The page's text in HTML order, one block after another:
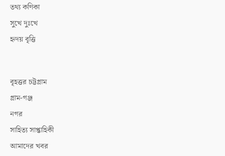
তথ্য কণিকা
সুখে দুঃখে
হৃদয় বৃত্তি
বৃহত্তর চট্টগ্রাম
গ্রাম-গঞ্জ
নগর
সাহিত্য সাপ্তাহিকী
আমাদের খবর